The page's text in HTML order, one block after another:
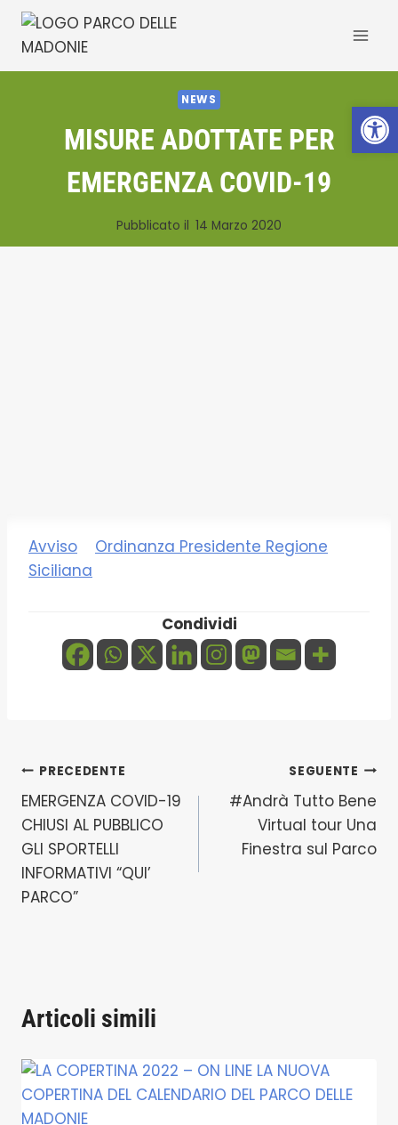
Apri
Salta
contenuto
NEWS
MISURE ADOTTATE PER
EMERGENZA COVID-19
Pubblicato il 14 Marzo 2020
Avviso
Ordinanza Presidente Regione
Siciliana
Condividi
Navigazione
articoli
PRECEDENTE
EMERGENZA COVID-19
CHIUSI AL PUBBLICO
GLI SPORTELLI
INFORMATIVI “QUI’
PARCO”
SEGUENTE
#Andrà Tutto Bene
Virtual tour Una
Finestra sul Parco
Articoli simili